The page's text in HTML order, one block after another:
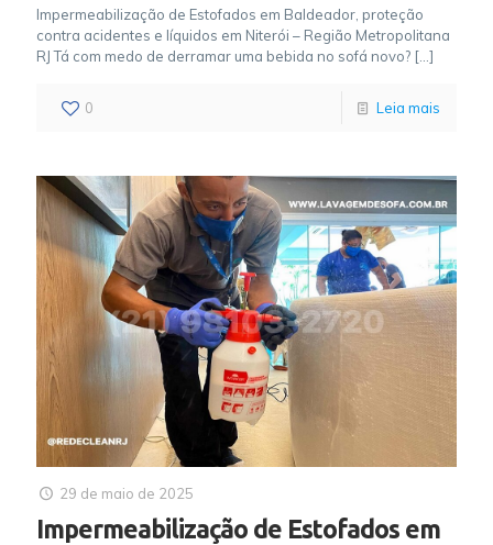
Impermeabilização de Estofados em Baldeador, proteção
contra acidentes e líquidos em Niterói – Região Metropolitana
RJ Tá com medo de derramar uma bebida no sofá novo? […]
0 Leia mais
29 de maio de 2025
Impermeabilização de Estofados em